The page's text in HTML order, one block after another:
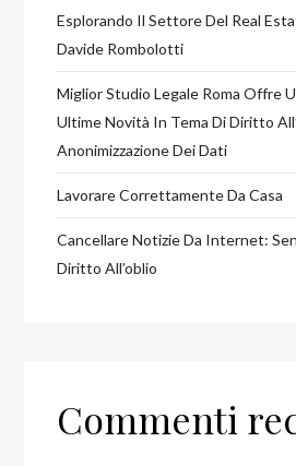
Esplorando Il Settore Del Real
Davide Rombolotti
Miglior Studio Legale Roma Offre
Ultime Novità In Tema Di Diritto
Anonimizzazione Dei Dati
Lavorare Correttamente Da Casa
Cancellare Notizie Da Internet:
Diritto All’oblio
Commenti